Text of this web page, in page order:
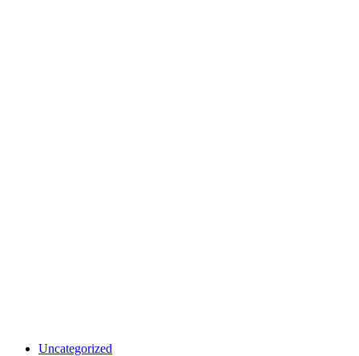
Uncategorized